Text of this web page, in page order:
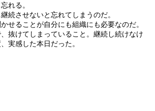
れる。
続させないと忘れてしまうのだ。
せることが自分にも組織にも必要なのだ。
抜けてしまっていること。継続し続けなけ
実感した本日だった。